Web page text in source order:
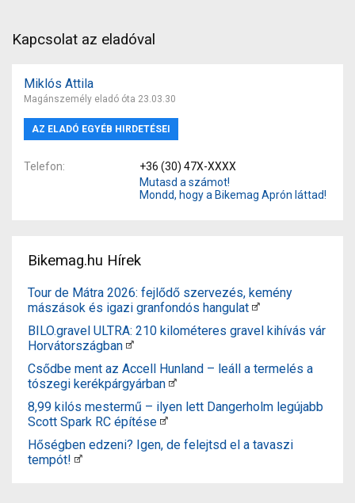
Kapcsolat az eladóval
Miklós Attila
Magánszemély eladó óta 23.03.30
AZ ELADÓ EGYÉB HIRDETÉSEI
Telefon
+36 (30) 47X-XXXX
Mutasd a számot!
Mondd, hogy a Bikemag Aprón láttad!
Bikemag.hu Hírek
Tour de Mátra 2026: fejlődő szervezés, kemény
mászások és igazi granfondós hangulat
BILO.gravel ULTRA: 210 kilométeres gravel kihívás vár
Horvátországban
Csődbe ment az Accell Hunland – leáll a termelés a
tószegi kerékpárgyárban
8,99 kilós mestermű – ilyen lett Dangerholm legújabb
Scott Spark RC építése
Hőségben edzeni? Igen, de felejtsd el a tavaszi
tempót!